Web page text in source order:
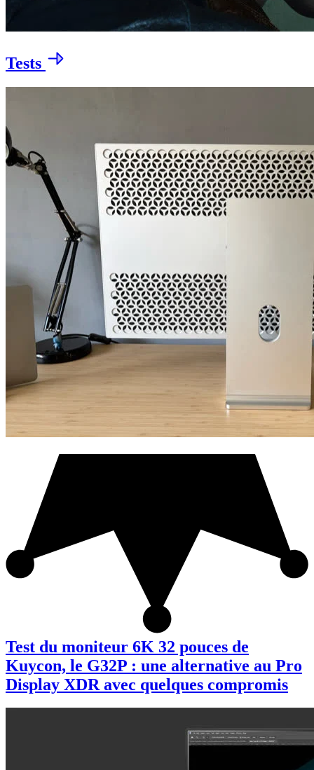
Tests
Test du moniteur 6K 32 pouces de
Kuycon, le G32P : une alternative au Pro
Display XDR avec quelques compromis